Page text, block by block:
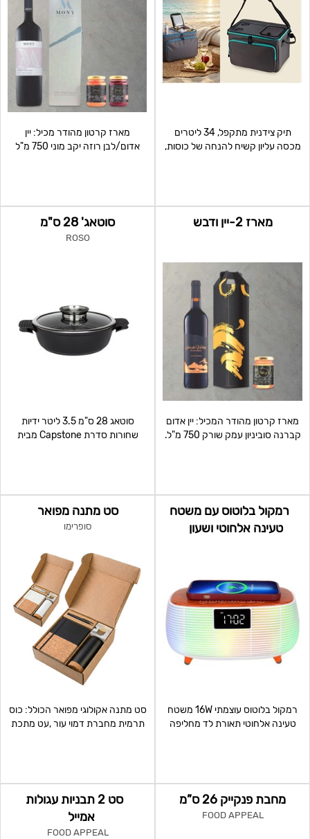
תיק צידנית מתקפל, 34 ליטרים
מכסה עליון קשיח להנחה של כוסות,
מארז קרטון מהודר מכיל: יין
אדום/לבן רוזה יקב מוני 750 מ"ל
מארז 2-יין ודבש
מארז קרטון מהודר המכיל: יין אדום
קברנה סוביניון עמק שורק 750 מ"ל.
סוטאג' 28 ס"מ
ROSO
סוטאג 28 ס"מ 3.5 ליטר ידיות
שחורות סדרת Capstone מבית
רמקול בלוטוס עם משטח
טעינה אלחוטי ושעון
רמקול בלוטוס עוצמתי 16W משטח
טעינה אלחוטי תאורת לד מחליפה
סט מתנה מפואר
סופרימו
סט מתנה אקולוגי מפואר הכולל: כוס
תרמית מחברת דמוי עור ,עט מתכת
מחבת פנקייק 26 ס”מ
FOOD APPEAL
סט 2 תבניות עגולות
אמייל
FOOD APPEAL